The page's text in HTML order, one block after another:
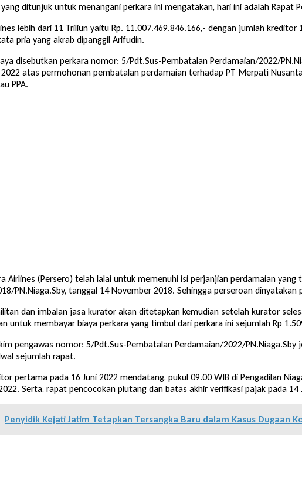
ditunjuk untuk menangani perkara ini mengatakan, hari ini adalah Rapat
lebih dari 11 Triliun yaitu Rp. 11.007.469.846.166,- dengan jumlah
pria yang akrab dipanggil Arifudin.
disebutkan perkara nomor: 5/Pdt.Sus-Pembatalan Perdamaian/2022/
2022 atas permohonan pembatalan perdamaian terhadap PT Merpati
PPA.
Airlines (Persero) telah lalai untuk memenuhi isi perjanjian perdamaian yang
PN.Niaga.Sby, tanggal 14 November 2018. Sehingga perseroan
dan imbalan jasa kurator akan ditetapkan kemudian setelah kurator
untuk membayar biaya perkara yang timbul dari perkara ini sejumlah Rp
pengawas nomor: 5/Pdt.Sus-Pembatalan Perdamaian/2022/PN.Niaga.Sby
sejumlah rapat.
pertama pada 16 Juni 2022 mendatang, pukul 09.00 WIB di Pengadilan
Serta, rapat pencocokan piutang dan batas akhir verifikasi pajak pada 14
Penyidik Kejati Jatim Tetapkan Tersangka Baru dalam Kasus Dugaan